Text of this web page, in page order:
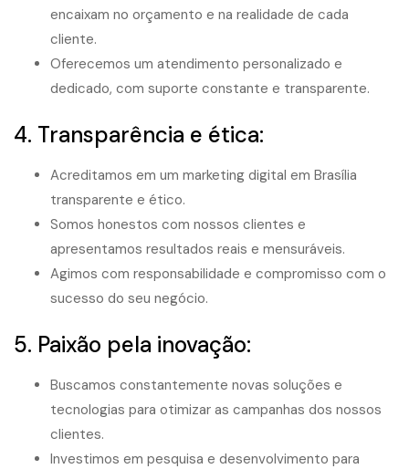
encaixam no orçamento e na realidade de cada
cliente.
Oferecemos um atendimento personalizado e
dedicado, com suporte constante e transparente.
4. Transparência e ética:
Acreditamos em um marketing digital em Brasília
transparente e ético.
Somos honestos com nossos clientes e
apresentamos resultados reais e mensuráveis.
Agimos com responsabilidade e compromisso com o
sucesso do seu negócio.
5. Paixão pela inovação:
Buscamos constantemente novas soluções e
tecnologias para otimizar as campanhas dos nossos
clientes.
Investimos em pesquisa e desenvolvimento para